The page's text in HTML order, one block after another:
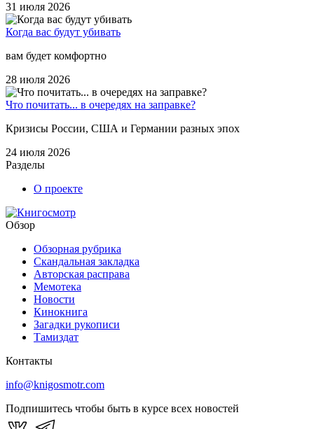
31 июля 2026
Когда вас будут убивать
вам будет комфортно
28 июля 2026
Что почитать... в очередях на заправке?
Кризисы России, США и Германии разных эпох
24 июля 2026
Разделы
О проекте
Обзор
Обзорная рубрика
Скандальная закладка
Авторская расправа
Мемотека
Новости
Кинокнига
Загадки рукописи
Тамиздат
Контакты
info@knigosmotr.com
Подпишитесь чтобы быть в курсе всех новостей